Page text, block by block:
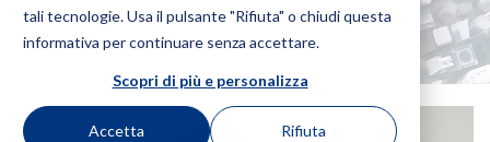
tali tecnologie. Usa il pulsante "Rifiuta" o chiudi questa
informativa per continuare senza accettare.
Scopri di più e personalizza
Accetta Rifiuta